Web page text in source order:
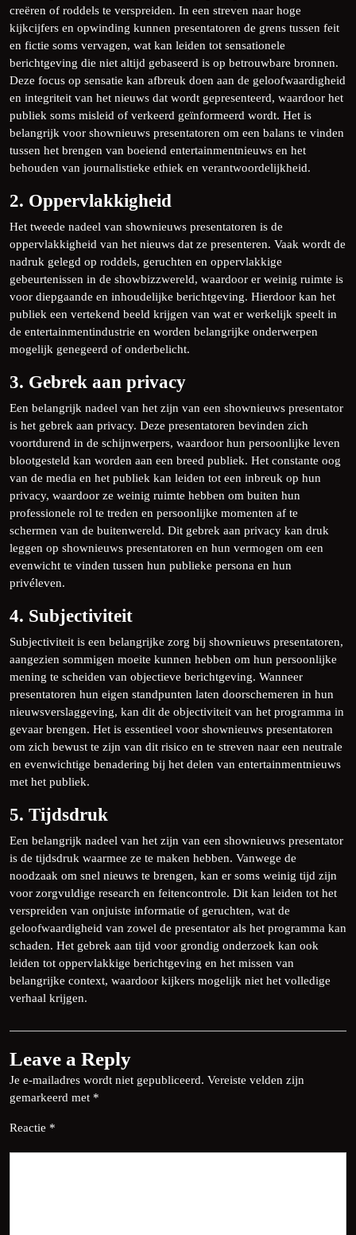
creëren of roddels te verspreiden. In een streven naar hoge
kijkcijfers en opwinding kunnen presentatoren de grens tussen feit
en fictie soms vervagen, wat kan leiden tot sensationele
berichtgeving die niet altijd gebaseerd is op betrouwbare bronnen.
Deze focus op sensatie kan afbreuk doen aan de geloofwaardigheid
en integriteit van het nieuws dat wordt gepresenteerd, waardoor het
publiek soms misleid of verkeerd geïnformeerd wordt. Het is
belangrijk voor shownieuws presentatoren om een balans te vinden
tussen het brengen van boeiend entertainmentnieuws en het
behouden van journalistieke ethiek en verantwoordelijkheid.
2. Oppervlakkigheid
Het tweede nadeel van shownieuws presentatoren is de
oppervlakkigheid van het nieuws dat ze presenteren. Vaak wordt de
nadruk gelegd op roddels, geruchten en oppervlakkige
gebeurtenissen in de showbizzwereld, waardoor er weinig ruimte is
voor diepgaande en inhoudelijke berichtgeving. Hierdoor kan het
publiek een vertekend beeld krijgen van wat er werkelijk speelt in
de entertainmentindustrie en worden belangrijke onderwerpen
mogelijk genegeerd of onderbelicht.
3. Gebrek aan privacy
Een belangrijk nadeel van het zijn van een shownieuws presentator
is het gebrek aan privacy. Deze presentatoren bevinden zich
voortdurend in de schijnwerpers, waardoor hun persoonlijke leven
blootgesteld kan worden aan een breed publiek. Het constante oog
van de media en het publiek kan leiden tot een inbreuk op hun
privacy, waardoor ze weinig ruimte hebben om buiten hun
professionele rol te treden en persoonlijke momenten af te
schermen van de buitenwereld. Dit gebrek aan privacy kan druk
leggen op shownieuws presentatoren en hun vermogen om een
evenwicht te vinden tussen hun publieke persona en hun
privéleven.
4. Subjectiviteit
Subjectiviteit is een belangrijke zorg bij shownieuws presentatoren,
aangezien sommigen moeite kunnen hebben om hun persoonlijke
mening te scheiden van objectieve berichtgeving. Wanneer
presentatoren hun eigen standpunten laten doorschemeren in hun
nieuwsverslaggeving, kan dit de objectiviteit van het programma in
gevaar brengen. Het is essentieel voor shownieuws presentatoren
om zich bewust te zijn van dit risico en te streven naar een neutrale
en evenwichtige benadering bij het delen van entertainmentnieuws
met het publiek.
5. Tijdsdruk
Een belangrijk nadeel van het zijn van een shownieuws presentator
is de tijdsdruk waarmee ze te maken hebben. Vanwege de
noodzaak om snel nieuws te brengen, kan er soms weinig tijd zijn
voor zorgvuldige research en feitencontrole. Dit kan leiden tot het
verspreiden van onjuiste informatie of geruchten, wat de
geloofwaardigheid van zowel de presentator als het programma kan
schaden. Het gebrek aan tijd voor grondig onderzoek kan ook
leiden tot oppervlakkige berichtgeving en het missen van
belangrijke context, waardoor kijkers mogelijk niet het volledige
verhaal krijgen.
Leave a Reply
Je e-mailadres wordt niet gepubliceerd. Vereiste velden zijn
gemarkeerd met *
Reactie *